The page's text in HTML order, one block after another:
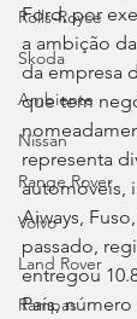
Rolls-Royce
Skoda
Ambiente
Nissan
Range Rover
Volvo
Land Rover
Rampas
Ford, por
a ambição
da empresa
que tem
representa
automóveis,
Aiways,
passado,
entregou
País,